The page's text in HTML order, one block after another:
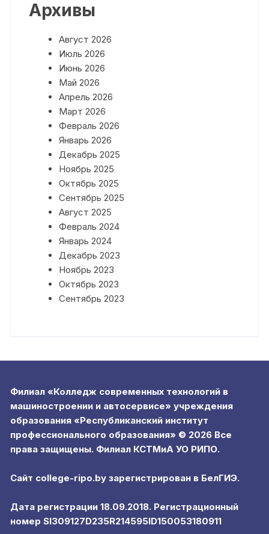
Архивы
Август 2026
Июль 2026
Июнь 2026
Май 2026
Апрель 2026
Март 2026
Февраль 2026
Январь 2026
Декабрь 2025
Ноябрь 2025
Октябрь 2025
Сентябрь 2025
Август 2025
Февраль 2024
Январь 2024
Декабрь 2023
Ноябрь 2023
Октябрь 2023
Сентябрь 2023
Филиал «Колледж современных технологий в
машиностроении и автосервисе» учреждения
образования «Республиканский институт
профессионального образования» © 2026 Все
права защищены. Филиал КСТМиА УО РИПО.
Сайт college-ripo.by зарегистрирован в БелГИЭ.
Дата регистрации 18.09.2018. Регистрационный
номер SI309127D235R214595ID150053180911